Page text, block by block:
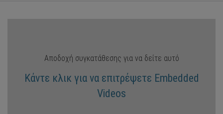
Αποδοχή συγκατάθεσης για να δείτε αυτό
Κάντε κλικ για να επιτρέψετε Embedded
Videos